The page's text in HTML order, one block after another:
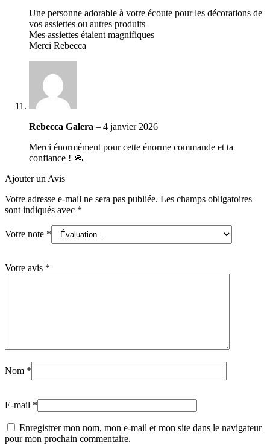
Une personne adorable à votre écoute pour les décorations de
vos assiettes ou autres produits
Mes assiettes étaient magnifiques
Merci Rebecca
Rebecca Galera – 4 janvier 2026
Merci énormément pour cette énorme commande et ta
confiance ! 🙏
Ajouter un Avis
Votre adresse e-mail ne sera pas publiée. Les champs obligatoires
sont indiqués avec *
Votre note *
Votre avis *
Nom *
E-mail *
Enregistrer mon nom, mon e-mail et mon site dans le navigateur
pour mon prochain commentaire.